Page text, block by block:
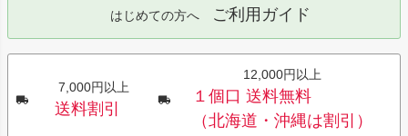
はじめての方へ ご利用ガイド
7,000円以上
送料割引
12,000円以上
１個口 送料無料
（北海道・沖縄は割引）